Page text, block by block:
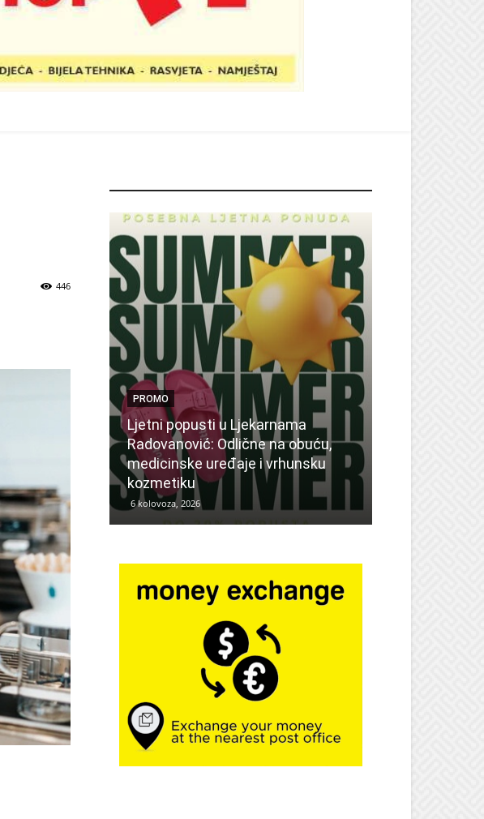
446
PROMO
Ljetni popusti u Ljekarnama
Radovanović: Odlične na obuću,
medicinske uređaje i vrhunsku
kozmetiku
6 kolovoza, 2026